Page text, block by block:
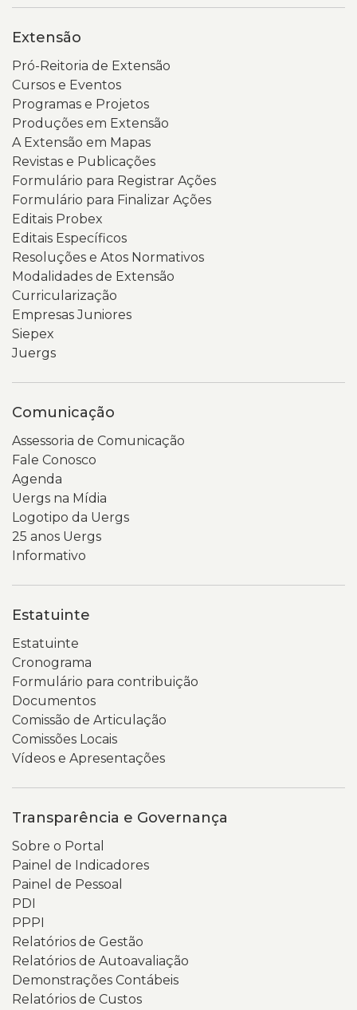
Extensão
Pró-Reitoria de Extensão
Cursos e Eventos
Programas e Projetos
Produções em Extensão
A Extensão em Mapas
Revistas e Publicações
Formulário para Registrar Ações
Formulário para Finalizar Ações
Editais Probex
Editais Específicos
Resoluções e Atos Normativos
Modalidades de Extensão
Curricularização
Empresas Juniores
Siepex
Juergs
Comunicação
Assessoria de Comunicação
Fale Conosco
Agenda
Uergs na Mídia
Logotipo da Uergs
25 anos Uergs
Informativo
Estatuinte
Estatuinte
Cronograma
Formulário para contribuição
Documentos
Comissão de Articulação
Comissões Locais
Vídeos e Apresentações
Transparência e Governança
Sobre o Portal
Painel de Indicadores
Painel de Pessoal
PDI
PPPI
Relatórios de Gestão
Relatórios de Autoavaliação
Demonstrações Contábeis
Relatórios de Custos